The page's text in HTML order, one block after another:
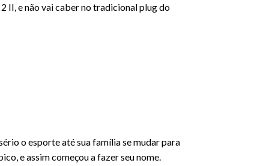
II, e não vai caber no tradicional plug do
o esporte até sua família se mudar para
e assim começou a fazer seu nome.